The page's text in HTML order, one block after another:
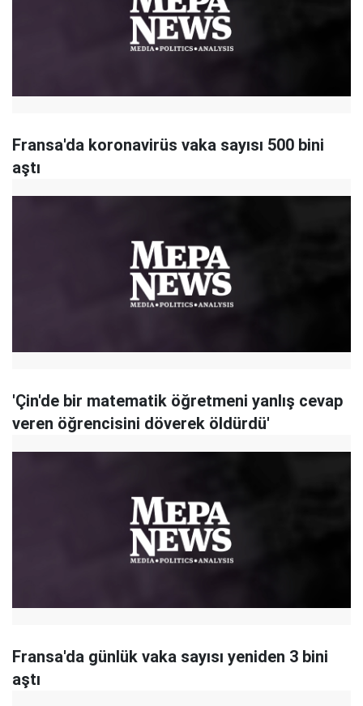
Fransa'da koronavirüs vaka sayısı 500 bini
aştı
'Çin'de bir matematik öğretmeni yanlış cevap
veren öğrencisini döverek öldürdü'
Fransa'da günlük vaka sayısı yeniden 3 bini
aştı